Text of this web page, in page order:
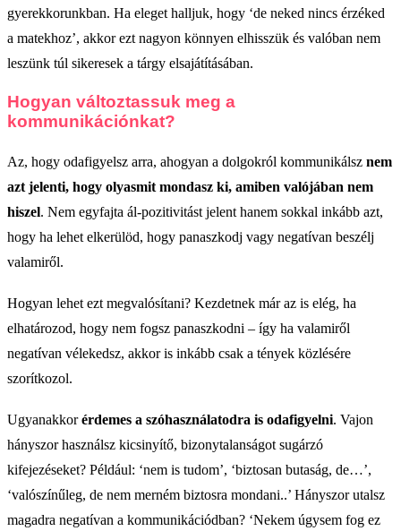
gyerekkorunkban. Ha eleget halljuk, hogy ‘de neked nincs érzéked
a matekhoz’, akkor ezt nagyon könnyen elhisszük és valóban nem
leszünk túl sikeresek a tárgy elsajátításában.
Hogyan változtassuk meg a
kommunikációnkat?
Az, hogy odafigyelsz arra, ahogyan a dolgokról kommunikálsz nem
azt jelenti, hogy olyasmit mondasz ki, amiben valójában nem
hiszel. Nem egyfajta ál-pozitivitást jelent hanem sokkal inkább azt,
hogy ha lehet elkerülöd, hogy panaszkodj vagy negatívan beszélj
valamiről.
Hogyan lehet ezt megvalósítani? Kezdetnek már az is elég, ha
elhatározod, hogy nem fogsz panaszkodni – így ha valamiről
negatívan vélekedsz, akkor is inkább csak a tények közlésére
szorítkozol.
Ugyanakkorérdemes a szóhasználatodra is odafigyelni. Vajon
hányszor használsz kicsinyítő, bizonytalanságot sugárzó
kifejezéseket? Például: ‘nem is tudom’, ‘biztosan butaság, de…’,
‘valószínűleg, de nem merném biztosra mondani..’ Hányszor utalsz
magadra negatívan a kommunikációdban? ‘Nekem úgysem fog ez